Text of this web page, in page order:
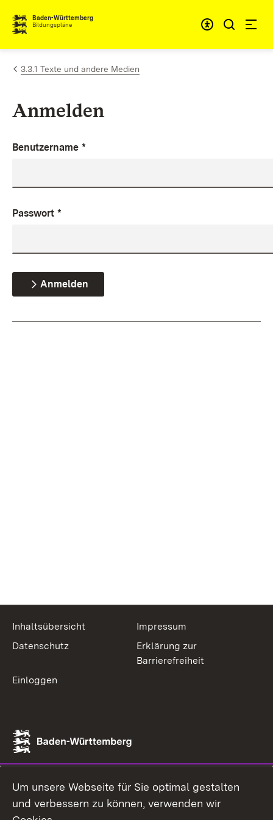
Zum Inhalt springen
Baden-Württemberg
Bildungspläne
3.3.1 Texte und andere Medien
Anmelden
Benutzername *
Passwort *
Anmelden
Inhaltsübersicht
Impressum
Datenschutz
Erklärung zur
Barrierefreiheit
Einloggen
Um unsere Webseite für Sie optimal gestalten
und verbessern zu können, verwenden wir